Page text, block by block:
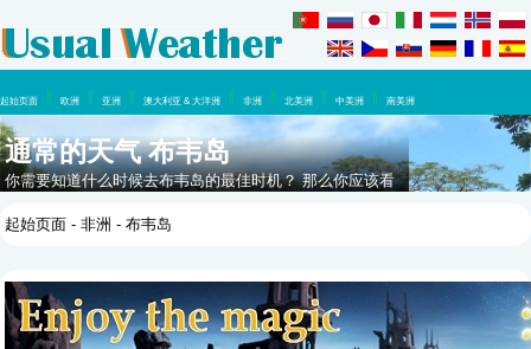
起始页面 欧洲 亚洲 澳大利亚 & 大洋洲 非洲 北美洲 中美洲 南美洲
通常的天气 布韦岛
你需要知道什么时候去布韦岛的最佳时机？ 那么你应该看
起始页面 -非洲 - 布韦岛